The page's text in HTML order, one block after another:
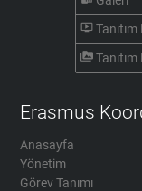
ondemand_video
perm_media
Erasmus
Anasayfa
Yönetim
Görev Tanımı